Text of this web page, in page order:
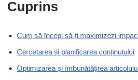
Cuprins
Cum să începi să-ți maximizezi
Cercetarea și planificarea conținutului
Optimizarea și îmbunătățirea